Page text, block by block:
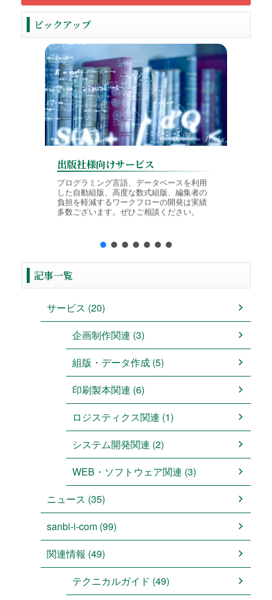
ピックアップ
プログラミング言語、データベースを利用
した自動組版、高度な数式組版、編集者の
負担を軽減するワークフローの開発は実績
多数ございます。ぜひご相談ください。
出版社様向けサービス
記事一覧
サービス (20)
企画制作関連 (3)
組版・データ作成 (5)
印刷製本関連 (6)
ロジスティクス関連 (1)
システム開発関連 (2)
WEB・ソフトウェア関連 (3)
ニュース (35)
sanbi-i-com (99)
関連情報 (49)
テクニカルガイド (49)